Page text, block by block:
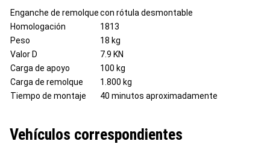
Enganche de remolquecon rótula desmontable
Homologación
1813
Peso
18 kg
Valor D
7.9 KN
Carga de apoyo
100 kg
Carga de remolque
1.800 kg
Tiempo de montaje
40 minutos aproximadamente
Vehículos correspondientes